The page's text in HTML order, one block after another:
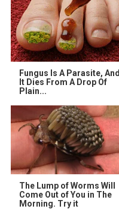
Fungus Is A Parasite, And
It Dies From A Drop Of
Plain...
The Lump of Worms Will
Come Out of You in The
Morning. Try it